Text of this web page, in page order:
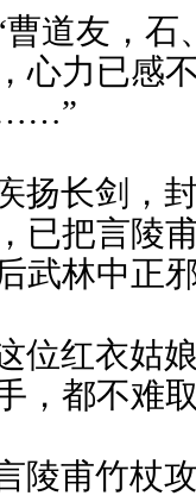
道友，石
心力已感
扬长剑，
已把言陵
武林中正
位红衣姑
，都不难
陵甫竹杖